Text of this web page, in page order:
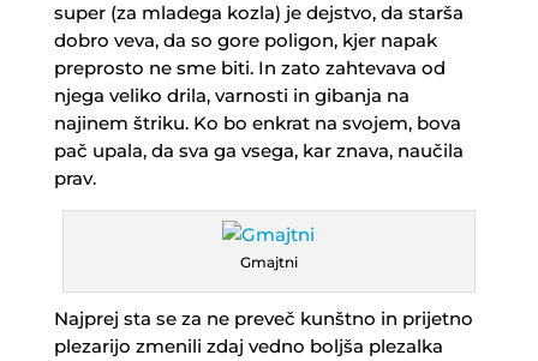
super (za mladega kozla) je dejstvo, da starša
dobro veva, da so gore poligon, kjer napak
preprosto ne sme biti. In zato zahtevava od
njega veliko drila, varnosti in gibanja na
najinem štriku. Ko bo enkrat na svojem, bova
pač upala, da sva ga vsega, kar znava, naučila
prav.
Gmajtni
Najprej sta se za ne preveč kunštno in prijetno
plezarijo zmenili zdaj vedno boljša plezalka